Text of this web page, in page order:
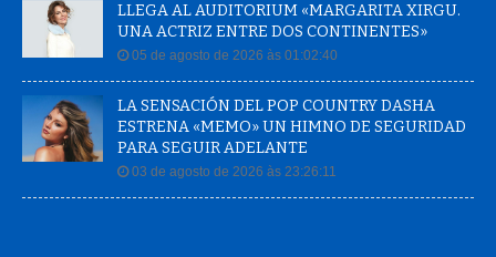
LLEGA AL AUDITORIUM «MARGARITA XIRGU.
UNA ACTRIZ ENTRE DOS CONTINENTES»
05 de agosto de 2026 às 01:02:40
LA SENSACIÓN DEL POP COUNTRY DASHA
ESTRENA «MEMO» UN HIMNO DE SEGURIDAD
PARA SEGUIR ADELANTE
03 de agosto de 2026 às 23:26:11